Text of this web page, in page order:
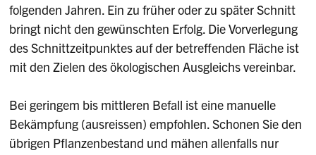
folgenden Jahren. Ein zu früher oder zu später Schnitt
bringt nicht den gewünschten Erfolg. Die Vorverlegung
des Schnittzeitpunktes auf der betreffenden Fläche ist
mit den Zielen des ökologischen Ausgleichs vereinbar.
Bei geringem bis mittleren Befall ist eine manuelle
Bekämpfung (ausreissen) empfohlen. Schonen Sie den
übrigen Pflanzenbestand und mähen allenfalls nur